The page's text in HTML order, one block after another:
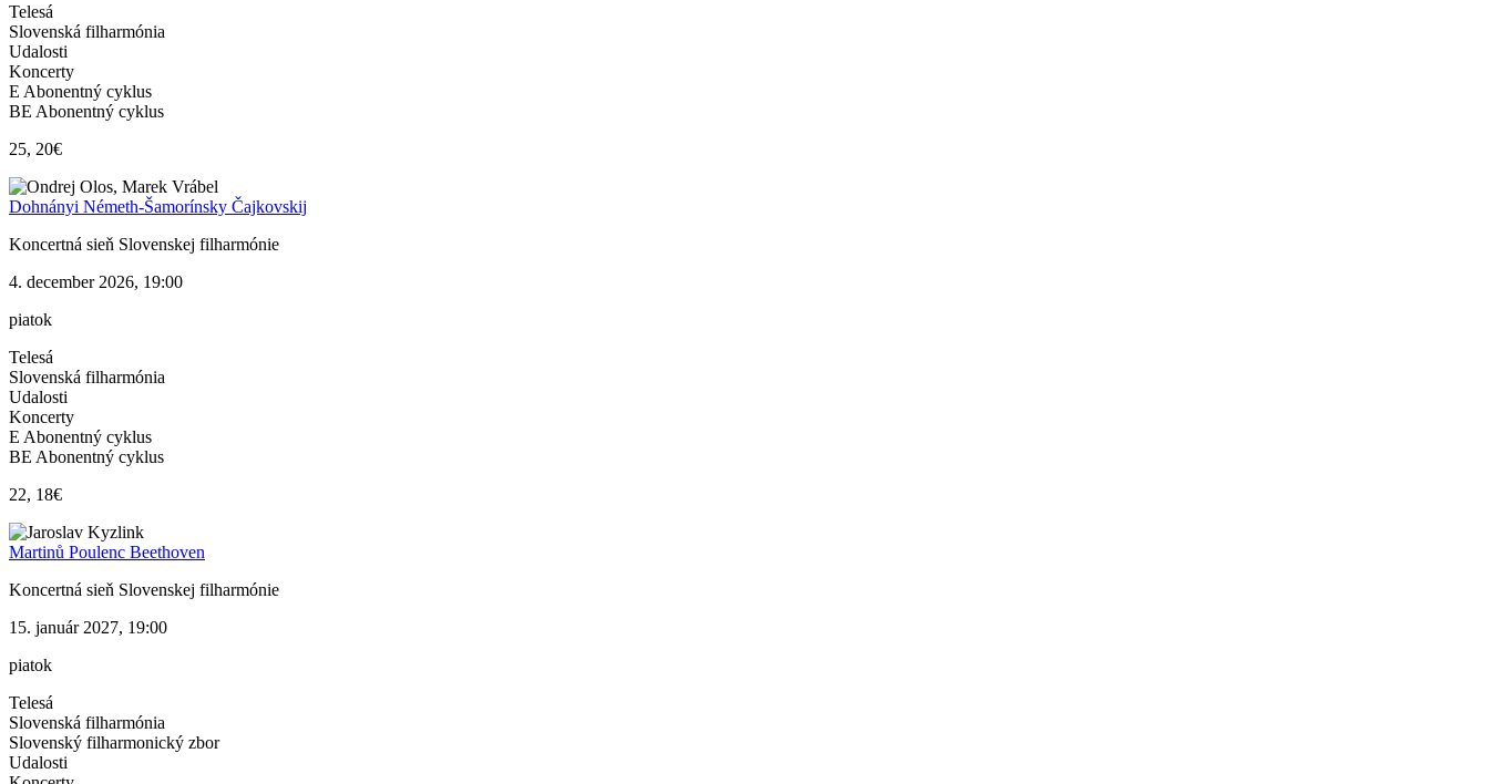
Telesá
Slovenská filharmónia
Udalosti
Koncerty
E Abonentný cyklus
BE Abonentný cyklus
25, 20€
Dohnányi Németh-Šamorínsky Čajkovskij
Koncertná sieň Slovenskej filharmónie
4. december 2026, 19:00
piatok
Telesá
Slovenská filharmónia
Udalosti
Koncerty
E Abonentný cyklus
BE Abonentný cyklus
22, 18€
Martinů Poulenc Beethoven
Koncertná sieň Slovenskej filharmónie
15. január 2027, 19:00
piatok
Telesá
Slovenská filharmónia
Slovenský filharmonický zbor
Udalosti